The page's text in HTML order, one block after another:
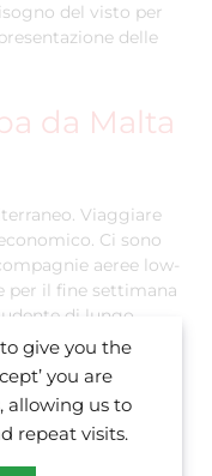
del visto per
delle
da Malta
Viaggiare
Ci sono
aeree low-
per il fine settimana
di lungo
settimana di
Contattaci per
e l’iscrizione per
give you the
you are
allowing us to
repeat visits.